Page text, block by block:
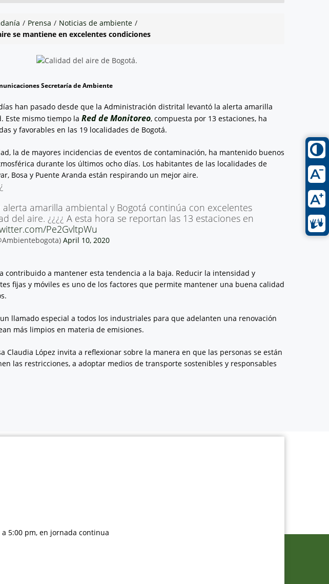
/ Prensa / Noticias de ambiente /
se mantiene en excelentes condiciones
Secretaría de Ambiente
han pasado desde que la Administración distrital levantó la alerta amarilla
Este mismo tiempo la Red de Monitoreo, compuesta por 13 estaciones, ha
y favorables en las 19 localidades de Bogotá.
la de mayores incidencias de eventos de contaminación, ha mantenido buenos
durante los últimos ocho días. Los habitantes de las localidades de
Bosa y Puente Aranda están respirando un mejor aire.
alerta amarilla ambiental y Bogotá continúa con excelentes
del aire. ¿¿¿¿ A esta hora se reportan las 13 estaciones en
Pe2GvltpWu
April 10, 2020
contribuido a mantener esta tendencia a la baja. Reducir la intensidad y
fijas y móviles es uno de los factores que permite mantener una buena calidad
llamado especial a todos los industriales para que adelanten una renovación
más limpios en materia de emisiones.
Claudia López invita a reflexionar sobre la manera en que las personas se están
las restricciones, a adoptar medios de transporte sostenibles y responsables
5:00 pm, en jornada continua